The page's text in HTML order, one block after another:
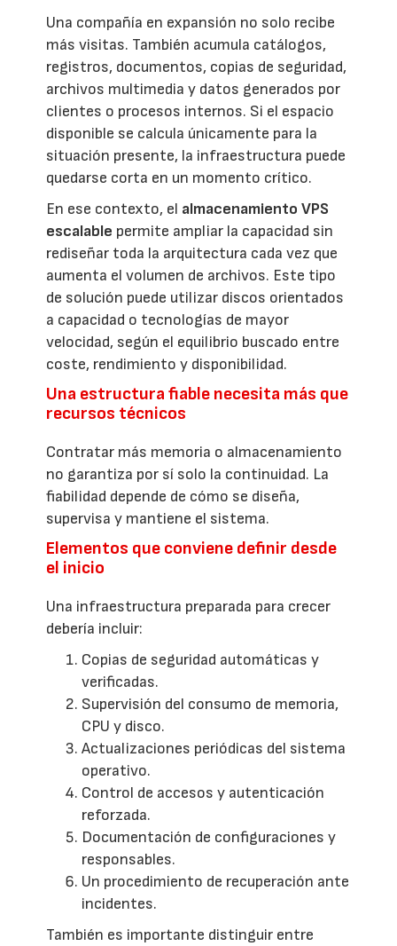
Una compañía en expansión no solo recibe
más visitas. También acumula catálogos,
registros, documentos, copias de seguridad,
archivos multimedia y datos generados por
clientes o procesos internos. Si el espacio
disponible se calcula únicamente para la
situación presente, la infraestructura puede
quedarse corta en un momento crítico.
En ese contexto, el almacenamiento VPS
escalable permite ampliar la capacidad sin
rediseñar toda la arquitectura cada vez que
aumenta el volumen de archivos. Este tipo
de solución puede utilizar discos orientados
a capacidad o tecnologías de mayor
velocidad, según el equilibrio buscado entre
coste, rendimiento y disponibilidad.
Una estructura fiable necesita más que
recursos técnicos
Contratar más memoria o almacenamiento
no garantiza por sí solo la continuidad. La
fiabilidad depende de cómo se diseña,
supervisa y mantiene el sistema.
Elementos que conviene definir desde
el inicio
Una infraestructura preparada para crecer
debería incluir:
Copias de seguridad automáticas y
verificadas.
Supervisión del consumo de memoria,
CPU y disco.
Actualizaciones periódicas del sistema
operativo.
Control de accesos y autenticación
reforzada.
Documentación de configuraciones y
responsables.
Un procedimiento de recuperación ante
incidentes.
También es importante distinguir entre